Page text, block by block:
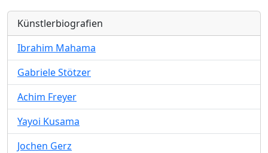
Künstlerbiografien
Ibrahim Mahama
Gabriele Stötzer
Achim Freyer
Yayoi Kusama
Jochen Gerz